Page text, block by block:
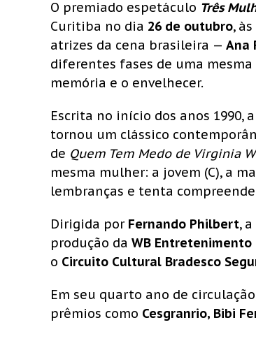
O premiado espetáculo Três
Curitiba no dia 26 de outubro, às
atrizes da cena brasileira — Ana
diferentes fases de uma
memória e o envelhecer.
Escrita no início dos anos 1990,
tornou um clássico
de Quem Tem Medo de Virginia
mesma mulher: a jovem (C), a
lembranças e tenta
Dirigida por Fernando Philbert,
produção da WB Entretenimento
o Circuito Cultural Bradesco
Em seu quarto ano de
prêmios como Cesgranrio, Bibi